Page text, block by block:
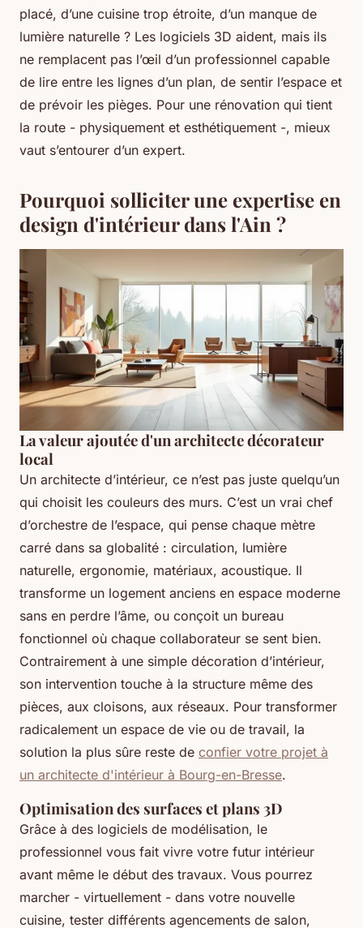
placé, d’une cuisine trop étroite, d’un manque de
lumière naturelle ? Les logiciels 3D aident, mais ils
ne remplacent pas l’œil d’un professionnel capable
de lire entre les lignes d’un plan, de sentir l’espace et
de prévoir les pièges. Pour une rénovation qui tient
la route - physiquement et esthétiquement -, mieux
vaut s’entourer d’un expert.
Pourquoi solliciter une expertise en
design d'intérieur dans l'Ain ?
La valeur ajoutée d'un architecte décorateur
local
Un architecte d’intérieur, ce n’est pas juste quelqu’un
qui choisit les couleurs des murs. C’est un vrai chef
d’orchestre de l’espace, qui pense chaque mètre
carré dans sa globalité : circulation, lumière
naturelle, ergonomie, matériaux, acoustique. Il
transforme un logement anciens en espace moderne
sans en perdre l’âme, ou conçoit un bureau
fonctionnel où chaque collaborateur se sent bien.
Contrairement à une simple décoration d’intérieur,
son intervention touche à la structure même des
pièces, aux cloisons, aux réseaux. Pour transformer
radicalement un espace de vie ou de travail, la
solution la plus sûre reste de confier votre projet à
un architecte d'intérieur à Bourg-en-Bresse.
Optimisation des surfaces et plans 3D
Grâce à des logiciels de modélisation, le
professionnel vous fait vivre votre futur intérieur
avant même le début des travaux. Vous pourrez
marcher - virtuellement - dans votre nouvelle
cuisine, tester différents agencements de salon,